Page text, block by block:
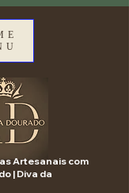
Artesanais com
| Diva da